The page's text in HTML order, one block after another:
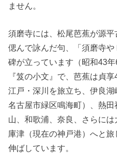
ません。
須磨寺には、松尾芭蕉が源
偲んで詠んだ句、「須磨寺
碑が立っています（昭和43年
『笈の小文』で、芭蕉は貞
江戸・深川を旅立ち、伊良
名古屋市緑区鳴海町）、熱
山、和歌浦、奈良、さらに
庫津（現在の神戸港）へと
伸ばしています。